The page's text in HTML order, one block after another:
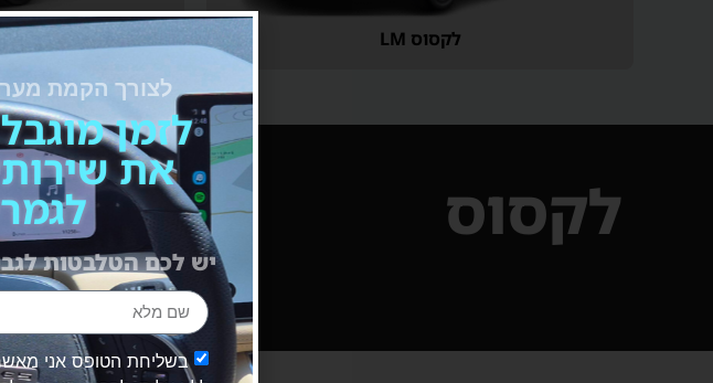
לקסוס LM
לקסוס
לצורך הקמת
לזמן
את
יש לכם הטלבטות
בשליחת הטופס אני